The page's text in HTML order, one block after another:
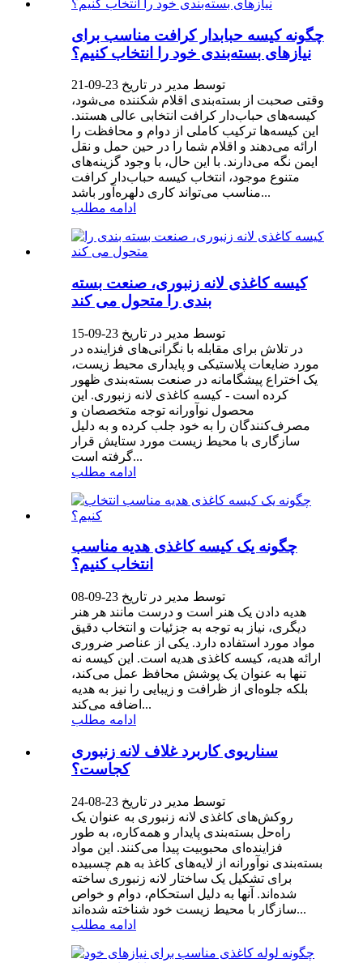
چگونه کیسه حبابدار کرافت مناسب برای
نیازهای بسته‌بندی خود را انتخاب کنیم؟
توسط مدیر در تاریخ 23-09-21
وقتی صحبت از بسته‌بندی اقلام شکننده می‌شود،
کیسه‌های حباب‌دار کرافت انتخابی عالی هستند.
این کیسه‌ها ترکیب کاملی از دوام و محافظت را
ارائه می‌دهند و اقلام شما را در حین حمل و نقل
ایمن نگه می‌دارند. با این حال، با وجود گزینه‌های
متنوع موجود، انتخاب کیسه حباب‌دار کرافت
مناسب می‌تواند کاری دلهره‌آور باشد...
ادامه مطلب
کیسه کاغذی لانه زنبوری، صنعت بسته
بندی را متحول می کند
توسط مدیر در تاریخ 23-09-15
در تلاش برای مقابله با نگرانی‌های فزاینده در
مورد ضایعات پلاستیکی و پایداری محیط زیست،
یک اختراع پیشگامانه در صنعت بسته‌بندی ظهور
کرده است - کیسه کاغذی لانه زنبوری. این
محصول نوآورانه توجه متخصصان و
مصرف‌کنندگان را به خود جلب کرده و به دلیل
سازگاری با محیط زیست مورد ستایش قرار
گرفته است...
ادامه مطلب
چگونه یک کیسه کاغذی هدیه مناسب
انتخاب کنیم؟
توسط مدیر در تاریخ 23-09-08
هدیه دادن یک هنر است و درست مانند هر هنر
دیگری، نیاز به توجه به جزئیات و انتخاب دقیق
مواد مورد استفاده دارد. یکی از عناصر ضروری
ارائه هدیه، کیسه کاغذی هدیه است. این کیسه نه
تنها به عنوان یک پوشش محافظ عمل می‌کند،
بلکه جلوه‌ای از ظرافت و زیبایی را نیز به هدیه
اضافه می‌کند...
ادامه مطلب
سناریوی کاربرد غلاف لانه زنبوری
کجاست؟
توسط مدیر در تاریخ 23-08-24
روکش‌های کاغذی لانه زنبوری به عنوان یک
راه‌حل بسته‌بندی پایدار و همه‌کاره، به طور
فزاینده‌ای محبوبیت پیدا می‌کنند. این مواد
بسته‌بندی نوآورانه از لایه‌های کاغذ به هم چسبیده
برای تشکیل یک ساختار لانه زنبوری ساخته
شده‌اند. آنها به دلیل استحکام، دوام و خواص
سازگار با محیط زیست خود شناخته شده‌اند...
ادامه مطلب